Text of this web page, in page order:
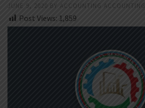
JUNE 9, 2020 BY ACCOUNTING ACCOUNTING
Post Views: 1,859